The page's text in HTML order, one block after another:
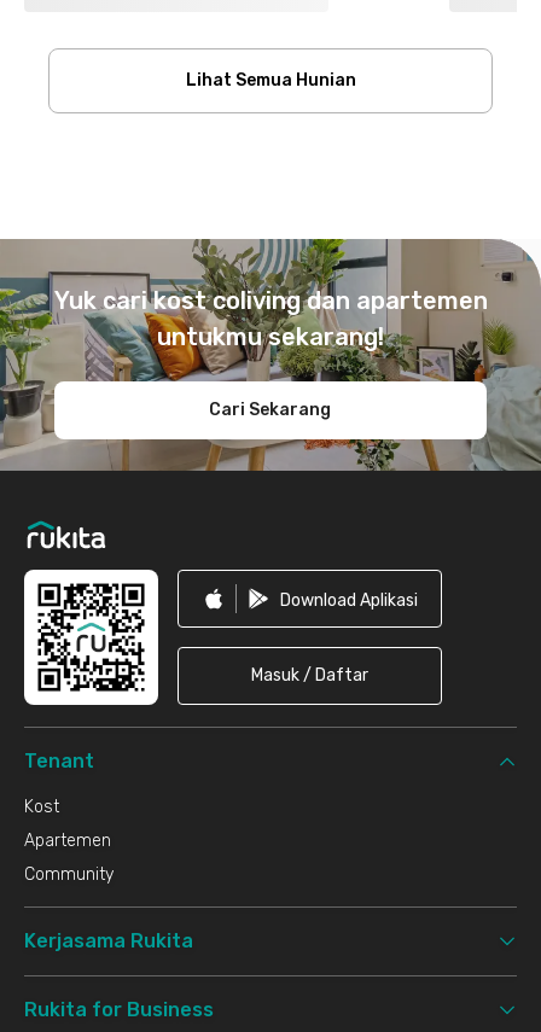
Lihat Semua Hunian
Yuk cari kost coliving dan apartemen
untukmu sekarang!
Cari Sekarang
Download Aplikasi
Masuk / Daftar
Tenant
Kost
Apartemen
Community
Kerjasama Rukita
Rukita for Business